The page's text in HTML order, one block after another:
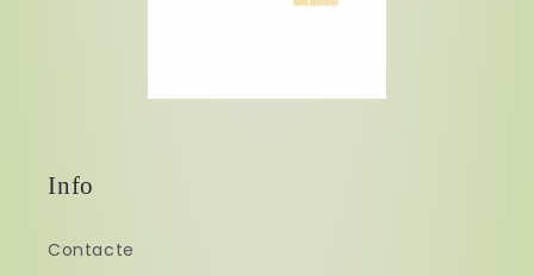
Info
Contacte